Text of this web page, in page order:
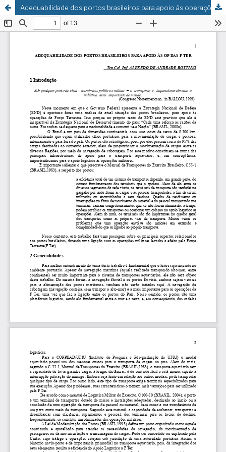
Adequabilidade dos portos brasileiros para apoio às operações das forças terrestres